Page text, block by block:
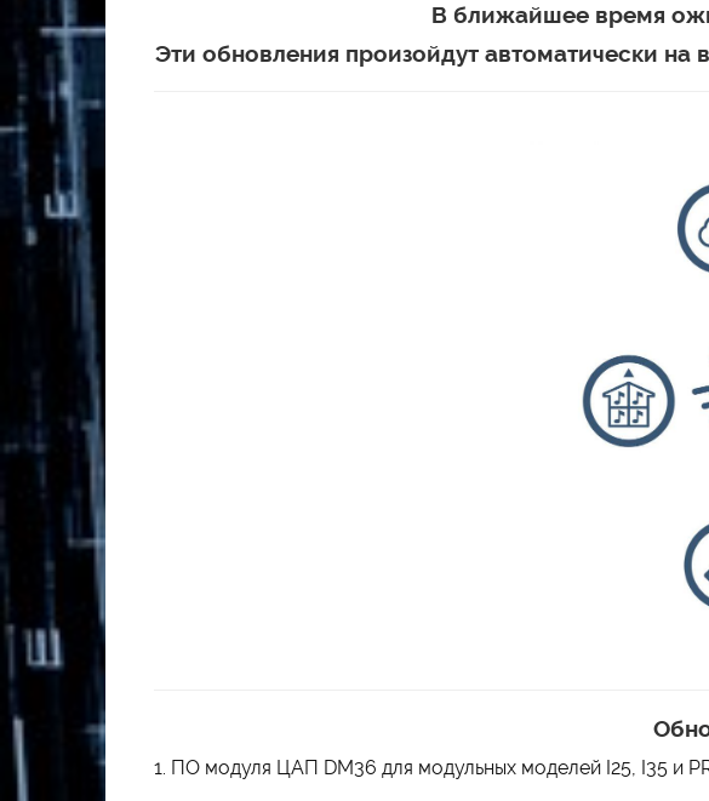
В ближайшее время
Эти обновления произойдут автоматически на
1. ПО модуля ЦАП DM36 для модульных моделей I25, I35 и